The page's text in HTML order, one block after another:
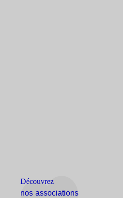
Découvrez
nos associations